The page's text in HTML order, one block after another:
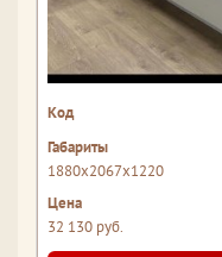
1880x2067x1220
32 130 руб.